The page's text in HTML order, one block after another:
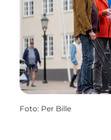
Foto: Per Bille